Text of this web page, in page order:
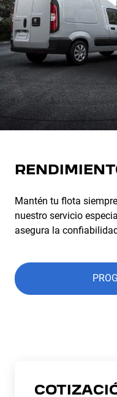
Mantén tu flota
nuestro servicio
asegura la